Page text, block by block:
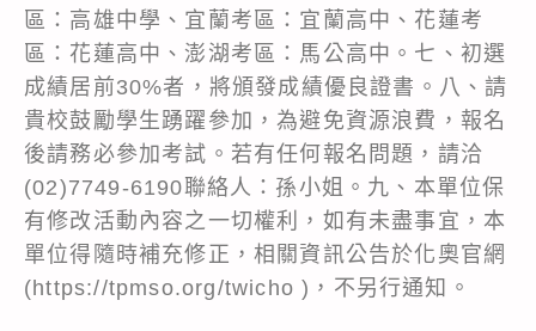
區：高雄中學、宜蘭考區：宜蘭高中、花蓮考
區：花蓮高中、澎湖考區：馬公高中。七、初選
成績居前30%者，將頒發成績優良證書。八、請
貴校鼓勵學生踴躍參加，為避免資源浪費，報名
後請務必參加考試。若有任何報名問題，請洽
(02)7749-6190聯絡人：孫小姐。九、本單位保
有修改活動內容之一切權利，如有未盡事宜，本
單位得隨時補充修正，相關資訊公告於化奧官網
(https://tpmso.org/twicho )，不另行通知。